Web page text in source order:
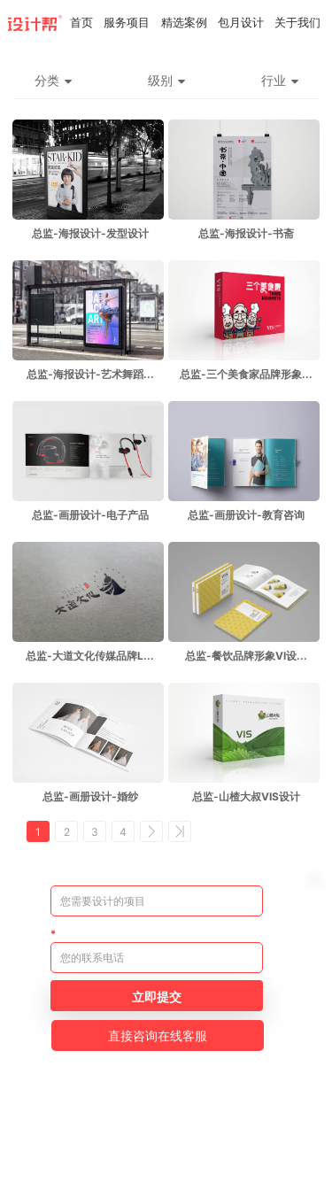
首页 服务项目 精选案例 包月设计 关于我们
分类 级别 行业
总监-海报设计-发型设计 总监-海报设计-书斋
总监-海报设计-艺术舞蹈... 总监-三个美食家品牌形象...
总监-画册设计-电子产品 总监-画册设计-教育咨询
总监-大道文化传媒品牌L... 总监-餐饮品牌形象VI设...
总监-画册设计-婚纱 总监-山楂大叔VIS设计
1 2 3 4
立即提交
直接咨询在线客服